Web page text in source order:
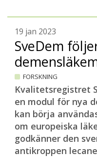
19 jan 2023
SveDem
FORSKNING
Kvalitetsregistret
en modul för nya
kan börja
om europeiska
godkänner den
antikroppen